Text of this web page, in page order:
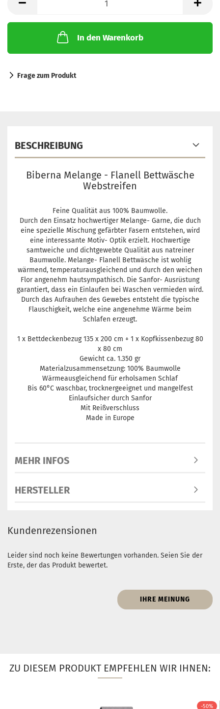
In den Warenkorb
Frage zum Produkt
BESCHREIBUNG
Biberna Melange - Flanell Bettwäsche
Webstreifen
Feine Qualität aus 100% Baumwolle.
Durch den Einsatz hochwertiger Melange- Garne, die duch
eine spezielle Mischung gefärbter Fasern entstehen, wird
eine interessante Motiv- Optik erzielt. Hochwertige
samtweiche und dichtgewebte Qualität aus natreiner
Baumwolle. Melange- Flanell Bettwäsche ist wohlig
wärmend, temperaturausgleichend und durch den weichen
Flor angenehm hautsympathisch. Die Sanfor- Ausrüstung
garantiert, dass ein Einlaufen bei Waschen vermieden wird.
Durch das Aufrauhen des Gewebes entsteht die typische
Flauschigkeit, welche eine angenehme Wärme beim
Schlafen erzeugt.
1 x Bettdeckenbezug 135 x 200 cm + 1 x Kopfkissenbezug 80
x 80 cm
Gewicht ca. 1.350 gr
Materialzusammensetzung: 100% Baumwolle
Wärmeausgleichend für erholsamen Schlaf
Bis 60°C waschbar, trocknergeeignet und mangelfest
Einlaufsicher durch Sanfor
Mit Reißverschluss
Made in Europe
MEHR INFOS
HERSTELLER
Kundenrezensionen
Leider sind noch keine Bewertungen vorhanden. Seien Sie der
Erste, der das Produkt bewertet.
IHRE MEINUNG
ZU DIESEM PRODUKT EMPFEHLEN WIR IHNEN:
-50%